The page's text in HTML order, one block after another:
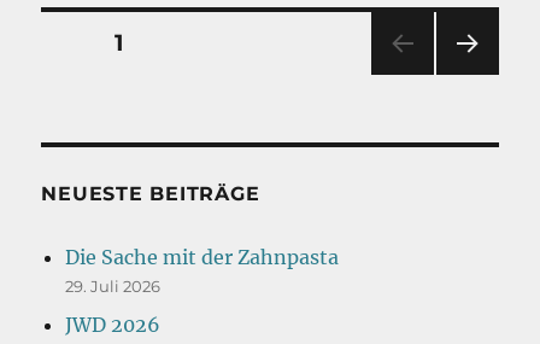
Seitennummerierung
Beiträge
SEITE1
E
NEUESTE BEITRÄGE
Die Sache mit der Zahnpasta
29. Juli 2026
JWD 2026